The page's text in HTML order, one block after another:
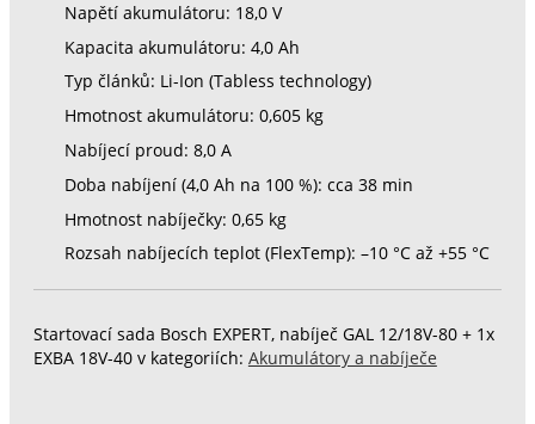
Napětí akumulátoru: 18,0 V
Kapacita akumulátoru: 4,0 Ah
Typ článků: Li-Ion (Tabless technology)
Hmotnost akumulátoru: 0,605 kg
Nabíjecí proud: 8,0 A
Doba nabíjení (4,0 Ah na 100 %): cca 38 min
Hmotnost nabíječky: 0,65 kg
Rozsah nabíjecích teplot (FlexTemp): –10 °C až +55 °C
Startovací sada Bosch EXPERT, nabíječ GAL 12/18V-80 + 1x
EXBA 18V-40 v kategoriích: Akumulátory a nabíječe